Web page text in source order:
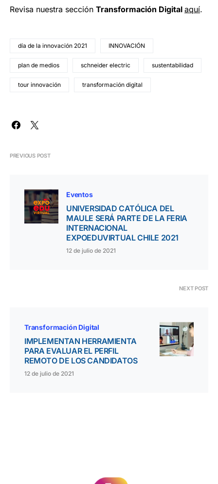
Revisa nuestra sección Transformación Digital aquí.
día de la innovación 2021 INNOVACIÓN
plan de medios schneider electric sustentabilidad
tour innovación transformación digital
PREVIOUS POST
Eventos
UNIVERSIDAD CATÓLICA DEL
MAULE SERÁ PARTE DE LA FERIA
INTERNACIONAL
EXPOEDUVIRTUAL CHILE 2021
12 de julio de 2021
NEXT POST
Transformación Digital
IMPLEMENTAN HERRAMIENTA
PARA EVALUAR EL PERFIL
REMOTO DE LOS CANDIDATOS
12 de julio de 2021